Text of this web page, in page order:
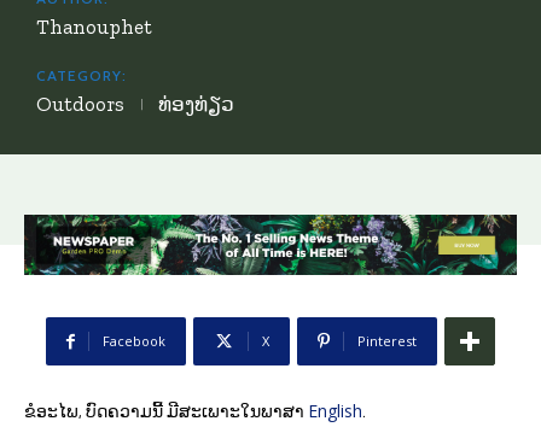
Thanouphet
CATEGORY:
Outdoors ທ່ອງທ່ຽວ
Facebook X Pinterest
ຂໍອະໄພ, ບົດຄວາມນີ້ ມີສະເພາະໃນພາສາ English.